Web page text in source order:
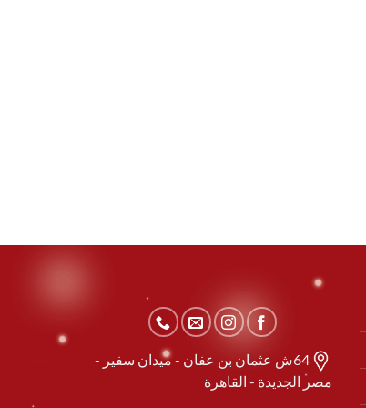
64ش عثمان بن عفان - ميدان سفير -
مصر الجديدة - القاهرة